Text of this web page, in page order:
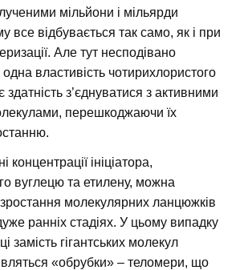
мільйони і мільярди
все відбувається так само, як і при
Але тут несподівано
властивість чотирихлористого
з’єднуватися з активними
перешкоджаючи їх
концентрації ініціатора,
вуглецю та етилену, можна
молекулярних ланцюжків
ранніх стадіях. У цьому випадку
замість гігантських молекул
«обрубки» – теломери, що